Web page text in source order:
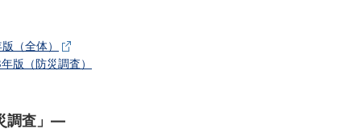
（全体）
版（防災調査）
調査」―